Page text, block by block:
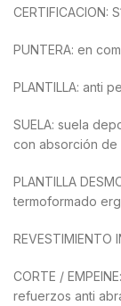
CERTIFICACION:
PUNTERA: en
PLANTILLA: anti
SUELA: suela
con absorción de
PLANTILLA
termoformado
REVESTIMIENTO
CORTE /
refuerzos anti